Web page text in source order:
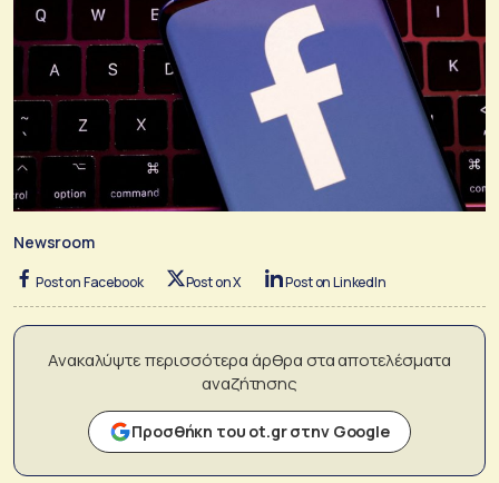
Newsroom
Post on Facebook Post on X Post on LinkedIn
Ανακαλύψτε περισσότερα άρθρα στα αποτελέσματα
αναζήτησης
Προσθήκη του ot.gr στην Google